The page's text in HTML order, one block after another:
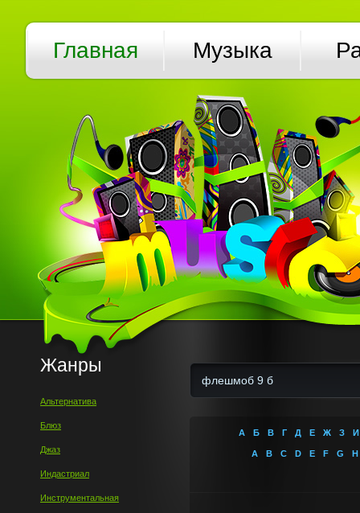
Главная Музыка
Жанры
Альтернатива
Блюз
Джаз
Индастриал
Инструментальная
А Б В Г Д Е Ж З И
A B C D E F G H